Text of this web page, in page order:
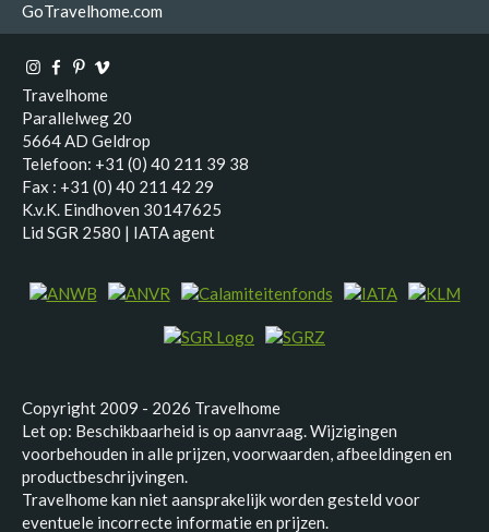
GoTravelhome.com
Travelhome
Parallelweg 20
5664 AD Geldrop
Telefoon: +31 (0) 40 211 39 38
Fax : +31 (0) 40 211 42 29
K.v.K. Eindhoven 30147625
Lid SGR 2580 | IATA agent
Copyright 2009 - 2026 Travelhome
Let op: Beschikbaarheid is op aanvraag. Wijzigingen
voorbehouden in alle prijzen, voorwaarden, afbeeldingen en
productbeschrijvingen.
Travelhome kan niet aansprakelijk worden gesteld voor
eventuele incorrecte informatie en prijzen.